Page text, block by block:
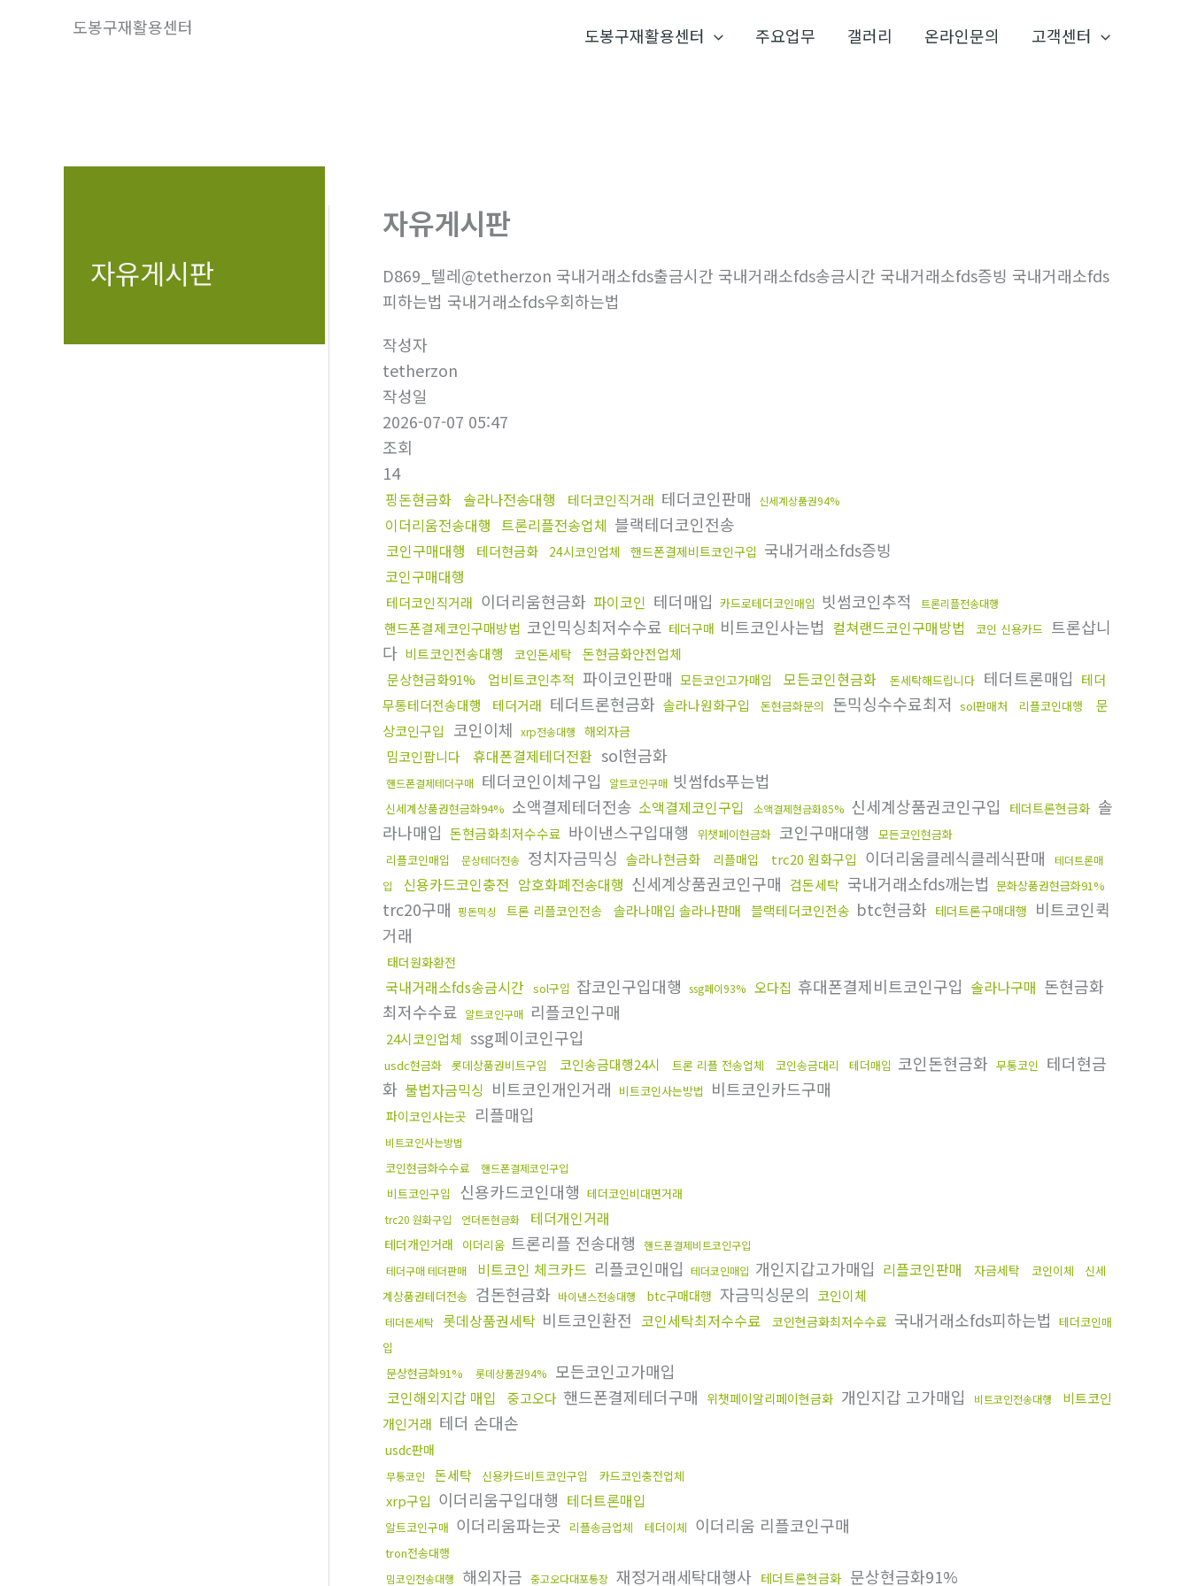
도봉구재활용센터 도봉구재활용센터 주요업무 갤러리 온라인문의 고객센터
자유게시판
자유게시판
D869_텔레@tetherzon 국내거래소fds출금시간 국내거래소fds송금시간 국내거래소fds증빙 국내거래소fds
피하는법 국내거래소fds우회하는법
작성자
tetherzon
작성일
2026-07-07 05:47
조회
14
핑돈현금화 솔라나전송대행 테더코인직거래 테더코인판매 신세계상품권94%
이더리움전송대행 트론리플전송업체 블랙테더코인전송
코인구매대행 테더현금화 24시코인업체 핸드폰결제비트코인구입 국내거래소fds증빙
코인구매대행
테더코인직거래 이더리움현금화 파이코인 테더매입 카드로테더코인매입 빗썸코인추적 트론리플전송대행
핸드폰결제코인구매방법 코인믹싱최저수수료 테더구매 비트코인사는법 컬쳐랜드코인구매방법 코인 신용카드 트론삽니
다 비트코인전송대행 코인돈세탁
돈현금화안전업체
문상현금화91%
업비트코인추적 파이코인판매 모든코인고가매입 모든코인현금화 돈세탁해드립니다 테더트론매입 테더
무통테더전송대행
테더거래 테더트론현금화 솔라나원화구입 돈현금화문의 돈믹싱수수료최저 sol판매처 리플코인대행
문
상코인구입
코인이체 xrp전송대행 해외자금
밈코인팝니다 휴대폰결제테더전환 sol현금화
핸드폰결제테더구매 테더코인이체구입 알트코인구매 빗썸fds푸는법
신세계상품권현금화94% 소액결제테더전송 소액결제코인구입 소액결제현금화85% 신세계상품권코인구입 테더트론현금화 솔
라나매입 돈현금화최저수수료 바이낸스구입대행 위챗페이현금화 코인구매대행
모든코인현금화
리플코인매입
문상테더전송 정치자금믹싱 솔라나현금화 리플매입 trc20 원화구입 이더리움클레식클레식판매
테더트론매
입
신용카드코인충전 암호화폐전송대행 신세계상품권코인구매 검돈세탁 국내거래소fds깨는법 문화상품권현금화91%
trc20구매 핑돈믹싱 트론 리플코인전송 솔라나매입 솔라나판매 블랙테더코인전송 btc현금화 테더트론구매대행 비트코인퀵
거래
태더원화환전
국내거래소fds송금시간 sol구입 잡코인구입대행 ssg페이93% 오다집 휴대폰결제비트코인구입 솔라나구매 돈현금화
최저수수료 알트코인구매 리플코인구매
24시코인업체 ssg페이코인구입
usdc현금화 롯데상품권비트구입 코인송금대행24시 트론 리플 전송업체 코인송금대리 테더매입 코인돈현금화 무통코인
테더현금
화 불법자금믹싱 비트코인개인거래 비트코인사는방법 비트코인카드구매
파이코인사는곳 리플매입
비트코인사는방법
코인현금화수수료 핸드폰결제코인구입
비트코인구입 신용카드코인대행 테더코인비대면거래
trc20 원화구입 언더돈현금화 테더개인거래
테더개인거래 이더리움 트론리플 전송대행
핸드폰결제비트코인구입
테더구매 테더판매
비트코인 체크카드 리플코인매입 테더코인매입 개인지갑고가매입 리플코인판매 자금세탁 코인이체
신세
계상품권테더전송 검돈현금화 바이낸스전송대행 btc구매대행 자금믹싱문의 코인이체
테더돈세탁 롯데상품권세탁 비트코인환전 코인세탁최저수수료 코인현금화최저수수료 국내거래소fds피하는법 테더코인매
입
문상현금화91%
롯데상품권94% 모든코인고가매입
코인해외지갑 매입 중고오다 핸드폰결제테더구매 위챗페이알리페이현금화 개인지갑 고가매입 비트코인전송대행
비트코인
개인거래 테더 손대손
usdc판매
무통코인 돈세탁 신용카드비트코인구입 카드코인충전업체
xrp구입 이더리움구입대행 테더트론매입
알트코인구매 이더리움파는곳 리플송금업체 테더이체 이더리움 리플코인구매
tron전송대행
밈코인전송대행 해외자금 중고오다대포통장 재정거래세탁대행사 테더트론현금화 문상현금화91%